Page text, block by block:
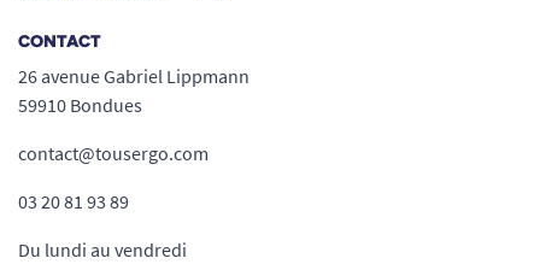
CONTACT
26 avenue Gabriel Lippmann
59910 Bondues
contact@tousergo.com
03 20 81 93 89
Du lundi au vendredi